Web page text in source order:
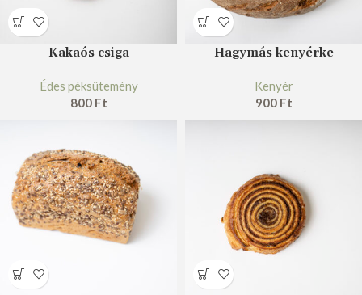
Kakaós csiga
Édes péksütemény
800 Ft
Hagymás kenyérke
Kenyér
900 Ft